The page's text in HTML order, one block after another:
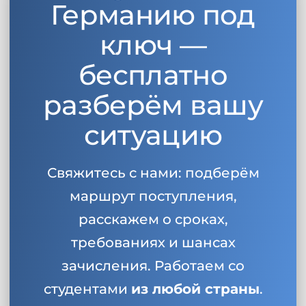
Германию под
ключ —
бесплатно
разберём вашу
ситуацию
Свяжитесь с нами: подберём
маршрут поступления,
расскажем о сроках,
требованиях и шансах
зачисления. Работаем со
студентами из любой страны.